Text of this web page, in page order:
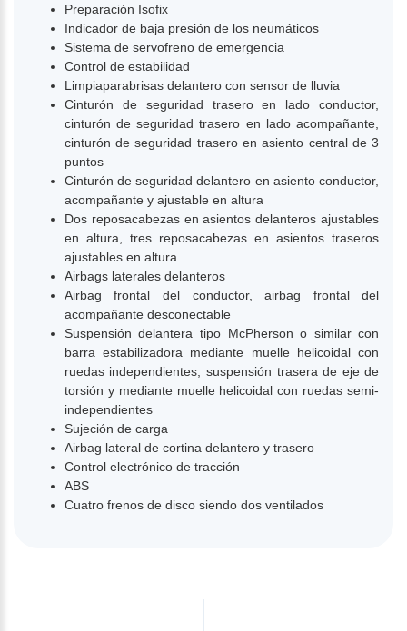
Preparación Isofix
Indicador de baja presión de los neumáticos
Sistema de servofreno de emergencia
Control de estabilidad
Limpiaparabrisas delantero con sensor de lluvia
Cinturón de seguridad trasero en lado conductor,
cinturón de seguridad trasero en lado acompañante,
cinturón de seguridad trasero en asiento central de 3
puntos
Cinturón de seguridad delantero en asiento conductor,
acompañante y ajustable en altura
Dos reposacabezas en asientos delanteros ajustables
en altura, tres reposacabezas en asientos traseros
ajustables en altura
Airbags laterales delanteros
Airbag frontal del conductor, airbag frontal del
acompañante desconectable
Suspensión delantera tipo McPherson o similar con
barra estabilizadora mediante muelle helicoidal con
ruedas independientes, suspensión trasera de eje de
torsión y mediante muelle helicoidal con ruedas semi-
independientes
Sujeción de carga
Airbag lateral de cortina delantero y trasero
Control electrónico de tracción
ABS
Cuatro frenos de disco siendo dos ventilados